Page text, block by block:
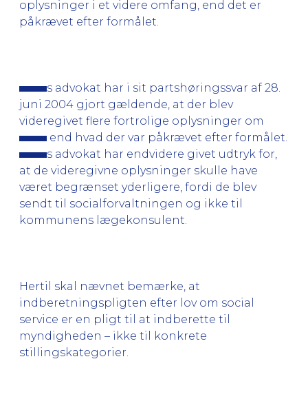
oplysninger i et videre omfang, end det er
påkrævet efter formålet.
s advokat har i sit partshøringssvar af 28.
juni 2004 gjort gældende, at der blev
videregivet flere fortrolige oplysninger om
end hvad der var påkrævet efter formålet.
s advokat har endvidere givet udtryk for,
at de videregivne oplysninger skulle have
været begrænset yderligere, fordi de blev
sendt til socialforvaltningen og ikke til
kommunens lægekonsulent.
Hertil skal nævnet bemærke, at
indberetningspligten efter lov om social
service er en pligt til at indberette til
myndigheden – ikke til konkrete
stillingskategorier.